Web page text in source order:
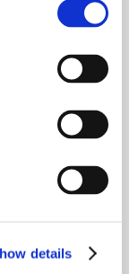
details
ID de la
OK